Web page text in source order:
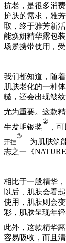
抗老，是很多消
护肤的需求，雅
取，终于雅芳新
能焕妍精华露包
场景携带使用 ，
我们都知道，随
肌肤老化的一种
糙，还会出现皱
尤为重要。这款
生发明银奖
②
，
开挂
③
，为肌肤筑
志之一《NATURE
相比于一般精华
以后，肌肤会看
使用，肌肤则会
彩，肌肤呈现年轻
此外，这款精华
容易吸收，而且